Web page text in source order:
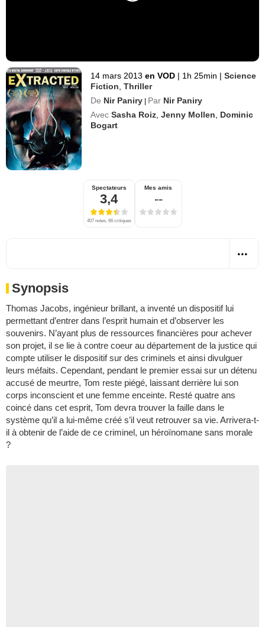
14 mars 2013 en VOD | 1h 25min | Science
Fiction ,Thriller
De Nir Paniry | Par Nir Paniry
Avec Sasha Roiz ,Jenny Mollen
Dominic
Bogart
Spectateurs
3,4
407 notes, 66 critiques
Mes amis
--
Synopsis
Thomas Jacobs, ingénieur brillant, a inventé un dispositif lui
permettant d’entrer dans l’esprit humain et d’observer les
souvenirs. N’ayant plus de ressources financières pour achever
son projet, il se lie à contre coeur au département de la justice qui
compte utiliser le dispositif sur des criminels et ainsi divulguer
leurs méfaits. Cependant, pendant le premier essai sur un détenu
accusé de meurtre, Tom reste piégé, laissant derrière lui son
corps inconscient et une femme enceinte. Resté quatre ans
coincé dans cet esprit, Tom devra trouver la faille dans le
système qu’il a lui-même créé s’il veut retrouver sa vie. Arrivera-t-
il à obtenir de l’aide de ce criminel, un héroïnomane sans morale
?